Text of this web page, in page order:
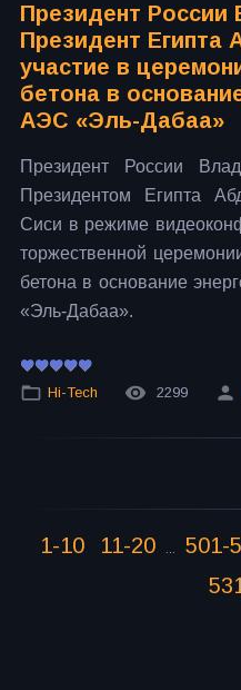
Президент России
Президент Египта
участие в
бетона в
АЭС «Эль-Дабаа»
Президент России
Президентом Египта
Сиси в режиме
торжественной
бетона в основание
«Эль-Дабаа».
Hi-Tech 2299
1-10 11-20 ... 501-